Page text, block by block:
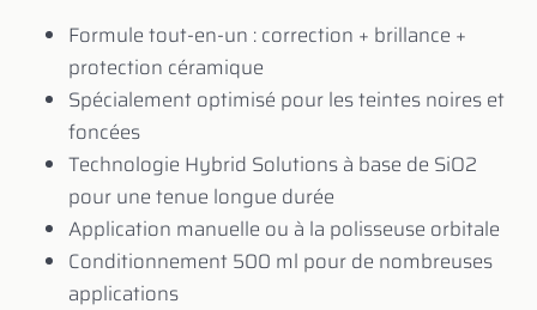
Formule tout-en-un : correction + brillance +
protection céramique
Spécialement optimisé pour les teintes noires et
foncées
Technologie Hybrid Solutions à base de SiO2
pour une tenue longue durée
Application manuelle ou à la polisseuse orbitale
Conditionnement 500 ml pour de nombreuses
applications